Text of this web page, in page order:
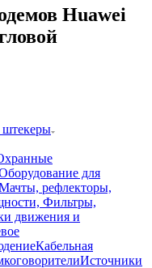
Huawei
штекеры
для
рефлекторы,
Фильтры,
движения и
Кабельная
Источники